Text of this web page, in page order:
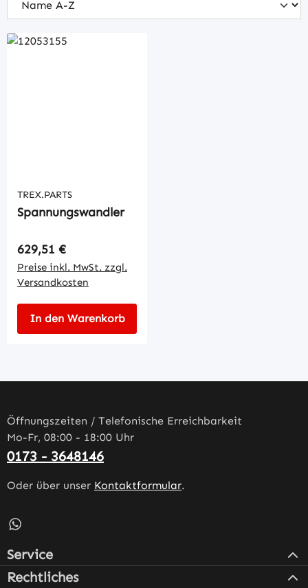
TREX.PARTS
Spannungswandler
Regulärer Preis:
629,51 €
Preise inkl. MwSt. zzgl.
Versandkosten
In den Warenkorb
Öffnungszeiten / Telefonische Erreichbarkeit
Mo-Fr, 08:00 - 18:00 Uhr
0173 - 3648146
Oder über unser Kontaktformular.
Schreib uns auf WhatsApp – öffnet in neuem Tab
Service
Rechtliches